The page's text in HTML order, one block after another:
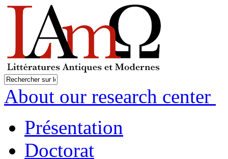
About our research center
Présentation
Doctorat